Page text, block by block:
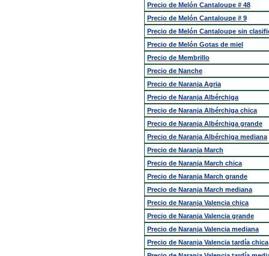
Precio de Melón Cantaloupe # 48
Precio de Melón Cantaloupe # 9
Precio de Melón Cantaloupe sin
Precio de Melón Gotas de miel
Precio de Membrillo
Precio de Nanche
Precio de Naranja Agria
Precio de Naranja Albérchiga
Precio de Naranja Albérchiga chica
Precio de Naranja Albérchiga grande
Precio de Naranja Albérchiga mediana
Precio de Naranja March
Precio de Naranja March chica
Precio de Naranja March grande
Precio de Naranja March mediana
Precio de Naranja Valencia chica
Precio de Naranja Valencia grande
Precio de Naranja Valencia mediana
Precio de Naranja Valencia tardía chica